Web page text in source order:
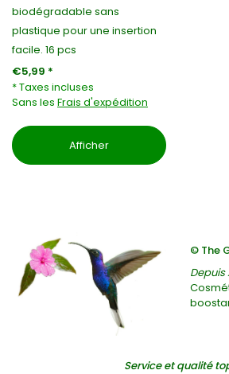
biodégradable sans
plastique pour une insertion
facile. 16 pcs
€5,99 *
* Taxes incluses
Sans les Frais d'expédition
Afficher
© The
Depuis
Service et qualité